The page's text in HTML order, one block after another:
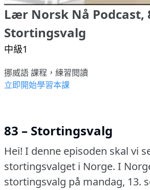
Lær Norsk Nå Podcast,
Stortingsvalg
中級1
挪威語 課程，練習閱讀
立即開始學習本課
83 – Stortingsvalg
Hei! I denne episoden skal vi
stortingsvalget i Norge. I
stortingsvalg på mandag, 13.